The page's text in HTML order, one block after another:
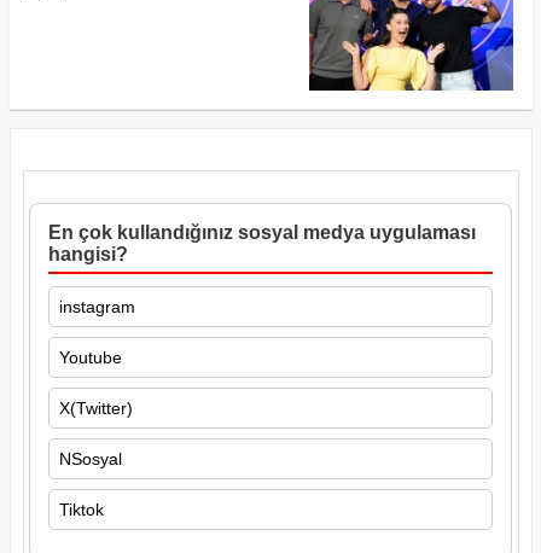
En çok kullandığınız sosyal medya uygulaması
hangisi?
instagram
Youtube
X(Twitter)
NSosyal
Tiktok